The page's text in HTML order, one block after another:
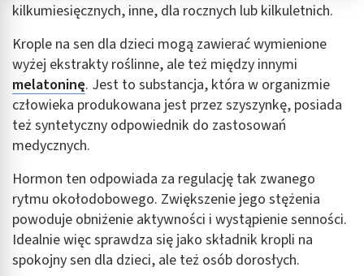
kilkumiesięcznych, inne, dla rocznych lub kilkuletnich.
Krople na sen dla dzieci mogą zawierać wymienione
wyżej ekstrakty roślinne, ale też między innymi
melatoninę. Jest to substancja, która w organizmie
człowieka produkowana jest przez szyszynkę, posiada
też syntetyczny odpowiednik do zastosowań
medycznych.
Hormon ten odpowiada za regulację tak zwanego
rytmu okołodobowego. Zwiększenie jego stężenia
powoduje obniżenie aktywności i wystąpienie senności.
Idealnie więc sprawdza się jako składnik kropli na
spokojny sen dla dzieci, ale też osób dorosłych.
dostęp do nich
Wykorzystywanie ograniczonych danych do
wyboru reklam
Tworzenie profili w celu spersonalizowanych
reklam
Wykorzystanie profili do wyboru
spersonalizowanych reklam
Tworzenie profili w celu personalizacji treści
Wykorzystywanie profili w celu doboru
spersonalizowanych treści
Pomiar efektywności reklam